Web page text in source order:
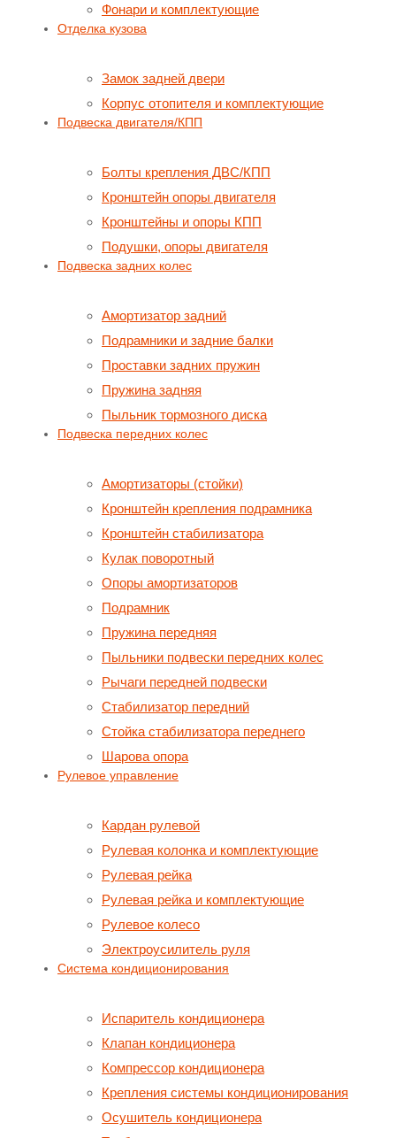
Фонари и комплектующие
Отделка кузова
Замок задней двери
Корпус отопителя и комплектующие
Подвеска двигателя/КПП
Болты крепления ДВС/КПП
Кронштейн опоры двигателя
Кронштейны и опоры КПП
Подушки, опоры двигателя
Подвеска задних колес
Амортизатор задний
Подрамники и задние балки
Проставки задних пружин
Пружина задняя
Пыльник тормозного диска
Подвеска передних колес
Амортизаторы (стойки)
Кронштейн крепления подрамника
Кронштейн стабилизатора
Кулак поворотный
Опоры амортизаторов
Подрамник
Пружина передняя
Пыльники подвески передних колес
Рычаги передней подвески
Стабилизатор передний
Стойка стабилизатора переднего
Шарова опора
Рулевое управление
Кардан рулевой
Рулевая колонка и комплектующие
Рулевая рейка
Рулевая рейка и комплектующие
Рулевое колесо
Электроусилитель руля
Система кондиционирования
Испаритель кондиционера
Клапан кондиционера
Компрессор кондиционера
Крепления системы кондиционирования
Осушитель кондиционера